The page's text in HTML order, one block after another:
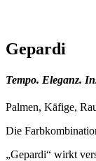
Gepardi
Tempo. Eleganz.
Palmen, Käfige,
Die
„Gepardi“ wirkt